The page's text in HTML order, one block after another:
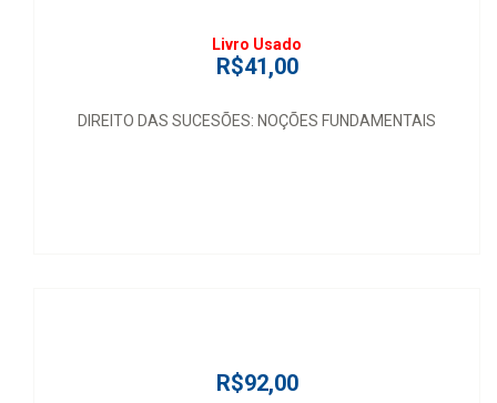
Livro Usado
R$41,00
DIREITO DAS SUCESÕES: NOÇÕES FUNDAMENTAIS
R$92,00